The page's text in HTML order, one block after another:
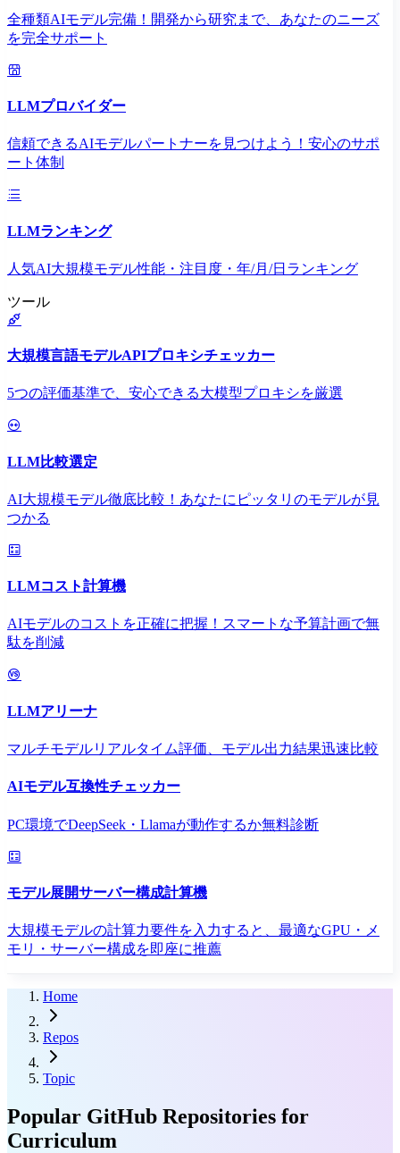
全種類AIモデル完備！開発から研究まで、あなたのニーズ
を完全サポート
LLMプロバイダー
信頼できるAIモデルパートナーを見つけよう！安心のサポ
ート体制
LLMランキング
人気AI大規模モデル性能・注目度・年/月/日ランキング
ツール
大規模言語モデルAPIプロキシチェッカー
5つの評価基準で、安心できる大模型プロキシを厳選
LLM比較選定
AI大規模モデル徹底比較！あなたにピッタリのモデルが見
つかる
LLMコスト計算機
AIモデルのコストを正確に把握！スマートな予算計画で無
駄を削減
LLMアリーナ
マルチモデルリアルタイム評価、モデル出力結果迅速比較
AIモデル互換性チェッカー
PC環境でDeepSeek・Llamaが動作するか無料診断
モデル展開サーバー構成計算機
大規模モデルの計算力要件を入力すると、最適なGPU・メ
モリ・サーバー構成を即座に推薦
Home
Repos
Topic
Popular GitHub Repositories for
Curriculum